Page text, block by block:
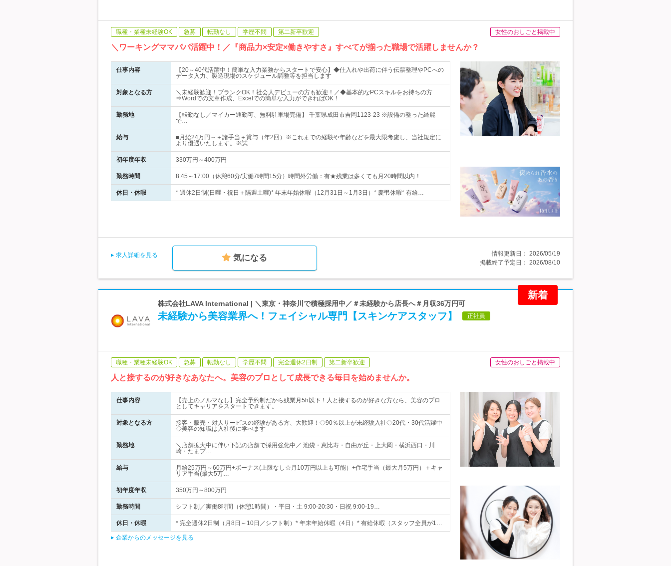
職種・業種未経験OK 急募 転勤なし 学歴不問 第二新卒歓迎 女性のおしごと掲載中
＼ワーキングママパパ活躍中！／『商品力×安定×働きやすさ』すべてが揃った職場で活躍しませんか？
仕事内容
【20～40代活躍中！簡単な入力業務からスタートで安心】◆仕入れや出荷に伴う伝票整理やPCへの
データ入力、製造現場のスケジュール調整等を担当します
対象となる方
＼未経験歓迎！ブランクOK！社会人デビューの方も歓迎！／◆基本的なPCスキルをお持ちの方
⇒Wordでの文章作成、Excelでの簡単な入力ができればOK！
勤務地
【転勤なし／マイカー通勤可、無料駐車場完備】 千葉県成田市吉岡1123-23 ※設備の整った綺麗
で…
給与
■月給24万円～＋諸手当＋賞与（年2回）※これまでの経験や年齢などを最大限考慮し、当社規定に
より優遇いたします。※試…
初年度年収 330万円～400万円
勤務時間 8:45～17:00（休憩60分/実働7時間15分）時間外労働：有★残業は多くても月20時間以内！
休日・休暇 * 週休2日制(日曜・祝日＋隔週土曜)* 年末年始休暇（12月31日～1月3日）* 慶弔休暇* 有給…
求人詳細を見る 気になる 情報更新日： 2026/05/19
掲載終了予定日： 2026/08/10
新着
株式会社LAVA International | ＼東京・神奈川で積極採用中／＃未経験から店長へ＃月収36万円可
未経験から美容業界へ！フェイシャル専門【スキンケアスタッフ】 正社員
職種・業種未経験OK 急募 転勤なし 学歴不問 完全週休2日制 第二新卒歓迎 女性のおしごと掲載中
人と接するのが好きなあなたへ。美容のプロとして成長できる毎日を始めませんか。
仕事内容
【売上のノルマなし】完全予約制だから残業月5h以下！人と接するのが好きな方なら、美容のプロ
としてキャリアをスタートできます。
対象となる方
接客・販売・対人サービスの経験がある方、大歓迎！◇90％以上が未経験入社◇20代・30代活躍中
◇美容の知識は入社後に学べます
勤務地
＼店舗拡大中に伴い下記の店舗で採用強化中／ 池袋・恵比寿・自由が丘・上大岡・横浜西口・川
崎・たまプ…
給与
月給25万円～60万円+ボーナス(上限なし☆月10万円以上も可能）+住宅手当（最大月5万円）＋キャ
リア手当(最大5万…
初年度年収 350万円～800万円
勤務時間 シフト制／実働8時間（休憩1時間）・平日・土 9:00-20:30・日祝 9:00-19…
休日・休暇 * 完全週休2日制（月8日～10日／シフト制）* 年末年始休暇（4日）* 有給休暇（スタッフ全員が1…
企業からのメッセージを見る